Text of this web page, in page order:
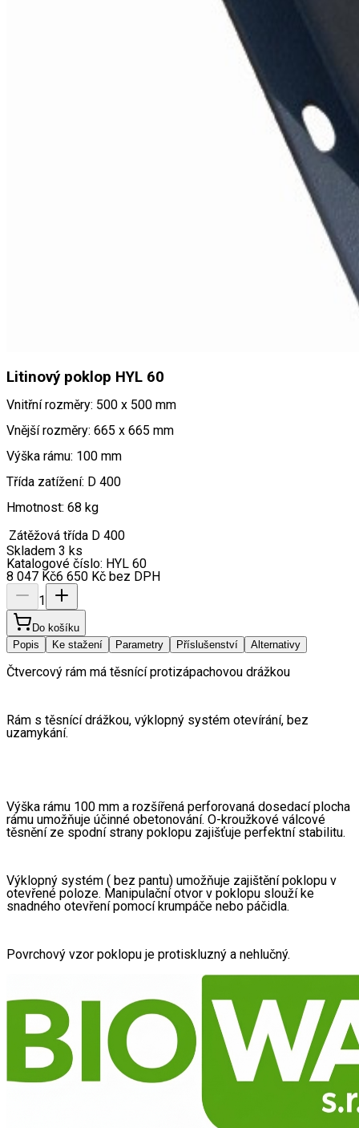
Litinový poklop HYL 60
Vnitřní rozměry: 500 x 500 mm
Vnější rozměry: 665 x 665 mm
Výška rámu: 100 mm
Třída zatížení: D 400
Hmotnost: 68 kg
Zátěžová třída D 400
Skladem 3 ks
Katalogové číslo: HYL 60
8 047 Kč6 650 Kč bez DPH
1
Do košíku
Popis
Ke stažení Parametry Příslušenství Alternativy
Čtvercový rám má těsnící protizápachovou drážkou
Rám s těsnící drážkou, výklopný systém otevírání, bez
uzamykání.
Výška rámu 100 mm a rozšířená perforovaná dosedací plocha
rámu umožňuje účinné obetonování. O-kroužkové válcové
těsnění ze spodní strany poklopu zajišťuje perfektní stabilitu.
Výklopný systém ( bez pantu) umožňuje zajištění poklopu v
otevřené poloze. Manipulační otvor v poklopu slouží ke
snadného otevření pomocí krumpáče nebo páčidla.
Povrchový vzor poklopu je protiskluzný a nehlučný.